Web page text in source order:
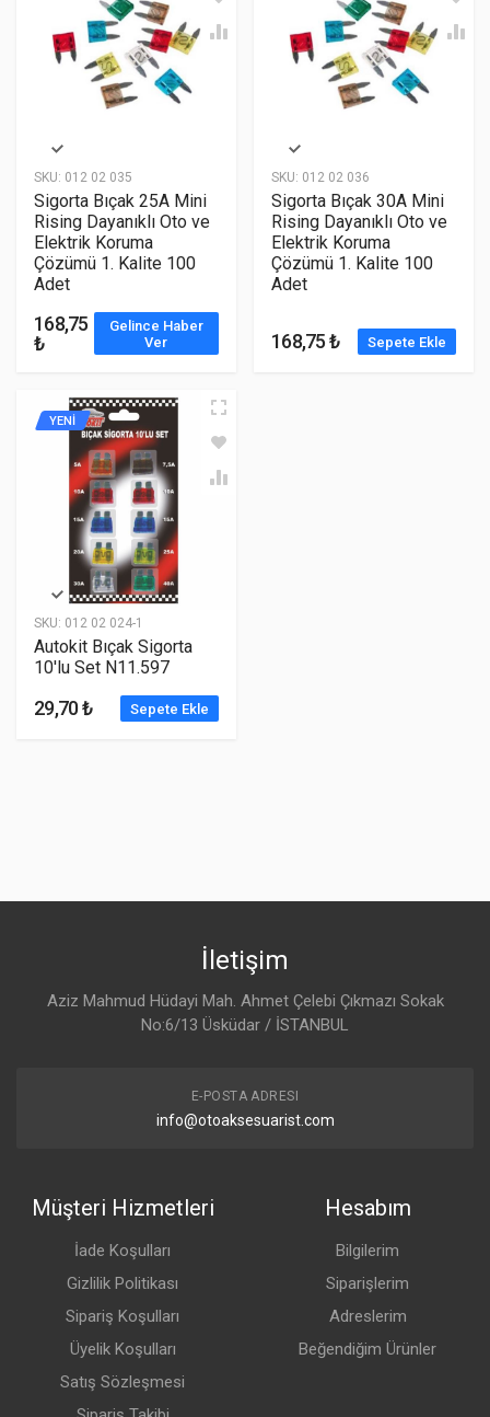
SKU: 012 02 035
Sigorta Bıçak 25A Mini
Rising Dayanıklı Oto ve
Elektrik Koruma
Çözümü 1. Kalite 100
Adet
168,75
₺
Gelince Haber
Ver
SKU: 012 02 036
Sigorta Bıçak 30A Mini
Rising Dayanıklı Oto ve
Elektrik Koruma
Çözümü 1. Kalite 100
Adet
168,75 ₺ Sepete Ekle
SKU: 012 02 024-1
YENİ
Autokit Bıçak Sigorta
10'lu Set N11.597
29,70 ₺ Sepete Ekle
İletişim
Aziz Mahmud Hüdayi Mah. Ahmet Çelebi Çıkmazı Sokak
No:6/13 Üsküdar / İSTANBUL
E-POSTA ADRESI
info@otoaksesuarist.com
Müşteri Hizmetleri
İade Koşulları
Gizlilik Politikası
Sipariş Koşulları
Üyelik Koşulları
Satış Sözleşmesi
Hesabım
Bilgilerim
Siparişlerim
Adreslerim
Beğendiğim Ürünler